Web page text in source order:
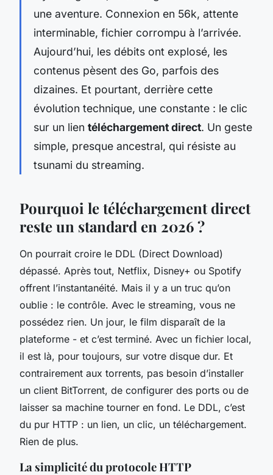
une aventure. Connexion en 56k, attente
interminable, fichier corrompu à l’arrivée.
Aujourd’hui, les débits ont explosé, les
contenus pèsent des Go, parfois des
dizaines. Et pourtant, derrière cette
évolution technique, une constante : le clic
sur un lien téléchargement direct. Un geste
simple, presque ancestral, qui résiste au
tsunami du streaming.
Pourquoi le téléchargement direct
reste un standard en 2026 ?
On pourrait croire le DDL (Direct Download)
dépassé. Après tout, Netflix, Disney+ ou Spotify
offrent l’instantanéité. Mais il y a un truc qu’on
oublie : le contrôle. Avec le streaming, vous ne
possédez rien. Un jour, le film disparaît de la
plateforme - et c’est terminé. Avec un fichier local,
il est là, pour toujours, sur votre disque dur. Et
contrairement aux torrents, pas besoin d’installer
un client BitTorrent, de configurer des ports ou de
laisser sa machine tourner en fond. Le DDL, c’est
du pur HTTP : un lien, un clic, un téléchargement.
Rien de plus.
La simplicité du protocole HTTP